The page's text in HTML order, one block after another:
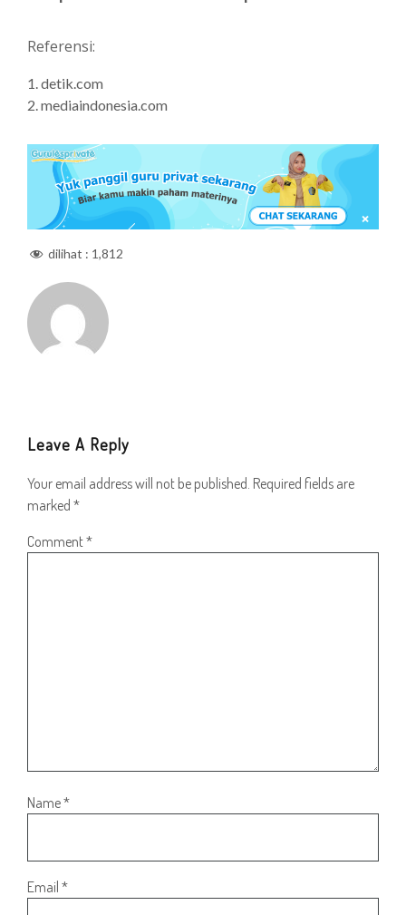
Referensi:
detik.com
mediaindonesia.com
dilihat : 1,812
Leave A Reply
Your email address will not be published. Required fields are
marked *
Comment*
Name*
Email *